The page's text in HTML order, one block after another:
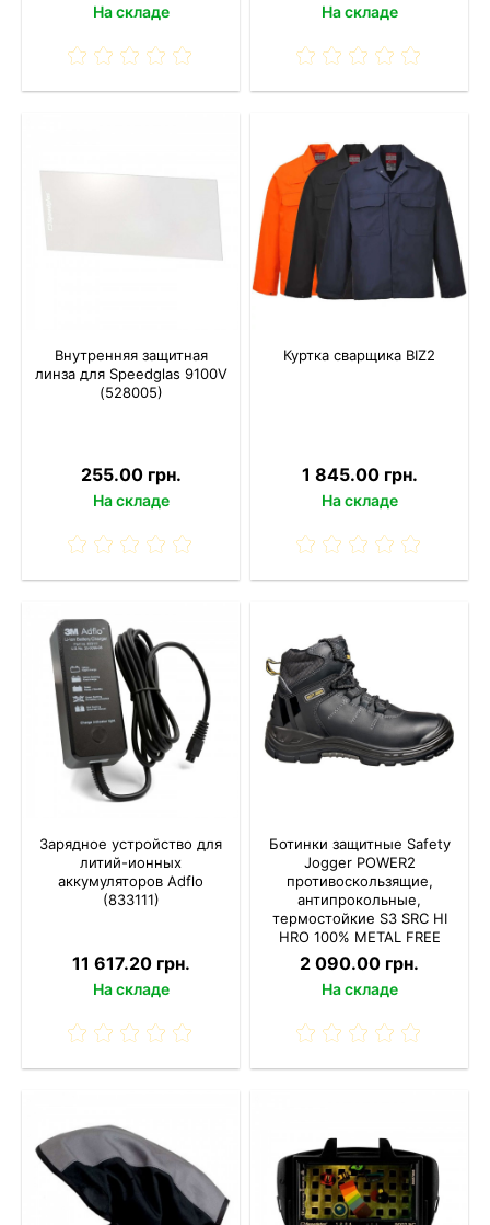
На складе На складе
Внутренняя защитная
линза для Speedglas 9100V
(528005)
255.00 грн.
На складе
Куртка сварщика BIZ2
1 845.00 грн.
На складе
Зарядное устройство для
литий-ионных
аккумуляторов Adflo
(833111)
11 617.20 грн.
На складе
Ботинки защитные Safety
Jogger POWER2
противоскользящие,
антипрокольные,
термостойкие S3 SRC HI
HRO 100% METAL FREE
2 090.00 грн.
На складе